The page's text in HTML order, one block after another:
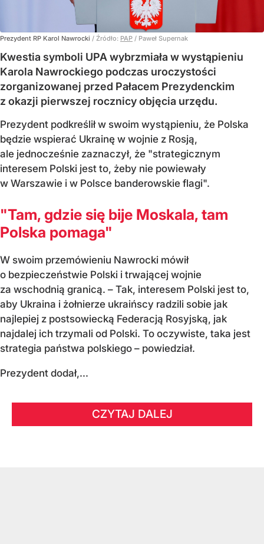
Prezydent RP Karol Nawrocki / Źródło: PAP / Paweł Supernak
Kwestia symboli UPA wybrzmiała w wystąpieniu
Karola Nawrockiego podczas uroczystości
zorganizowanej przed Pałacem Prezydenckim
z okazji pierwszej rocznicy objęcia urzędu.
Prezydent podkreślił w swoim wystąpieniu, że Polska
będzie wspierać Ukrainę w wojnie z Rosją,
ale jednocześnie zaznaczył, że "strategicznym
interesem Polski jest to, żeby nie powiewały
w Warszawie i w Polsce banderowskie flagi".
"Tam, gdzie się bije Moskala, tam
Polska pomaga"
W swoim przemówieniu Nawrocki mówił
o bezpieczeństwie Polski i trwającej wojnie
za wschodnią granicą. – Tak, interesem Polski jest to,
aby Ukraina i żołnierze ukraińscy radzili sobie jak
najlepiej z postsowiecką Federacją Rosyjską, jak
najdalej ich trzymali od Polski. To oczywiste, taka jest
strategia państwa polskiego – powiedział.
Prezydent dodał,...
CZYTAJ DALEJ